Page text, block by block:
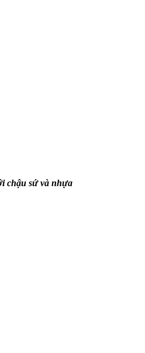
chậu sứ và nhựa